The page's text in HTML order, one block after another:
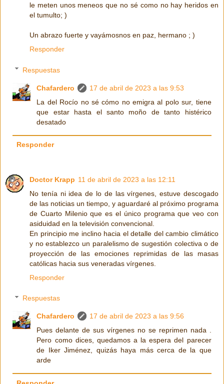
le meten unos meneos que no sé como no hay heridos en
el tumulto; )
Un abrazo fuerte y vayámosnos en paz, hermano ; )
Responder
Respuestas
Chafardero
17 de abril de 2023 a las 9:53
La del Rocío no sé cómo no emigra al polo sur, tiene
que estar hasta el santo moño de tanto histérico
desatado
Responder
Doctor Krapp 11 de abril de 2023 a las 12:11
No tenía ni idea de lo de las vírgenes, estuve descogado
de las noticias un tiempo, y aguardaré al próximo programa
de Cuarto Milenio que es el único programa que veo con
asiduidad en la televisión convencional.
En principio me inclino hacia el detalle del cambio climático
y no establezco un paralelismo de sugestión colectiva o de
proyección de las emociones reprimidas de las masas
católicas hacia sus veneradas vírgenes.
Responder
Respuestas
Chafardero
17 de abril de 2023 a las 9:56
Pues delante de sus vírgenes no se reprimen nada .
Pero como dices, quedamos a la espera del parecer
de Iker Jiménez, quizás haya más cerca de la que
arde